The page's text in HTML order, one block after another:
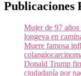
Publicaciones
Mujer de 97
longeva en
Muere famosa
Donald Trump
ciudadanía por